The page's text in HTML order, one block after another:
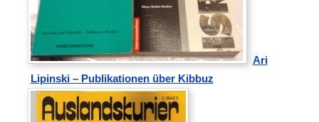
Ari
Lipinski – Publikationen über Kibbuz